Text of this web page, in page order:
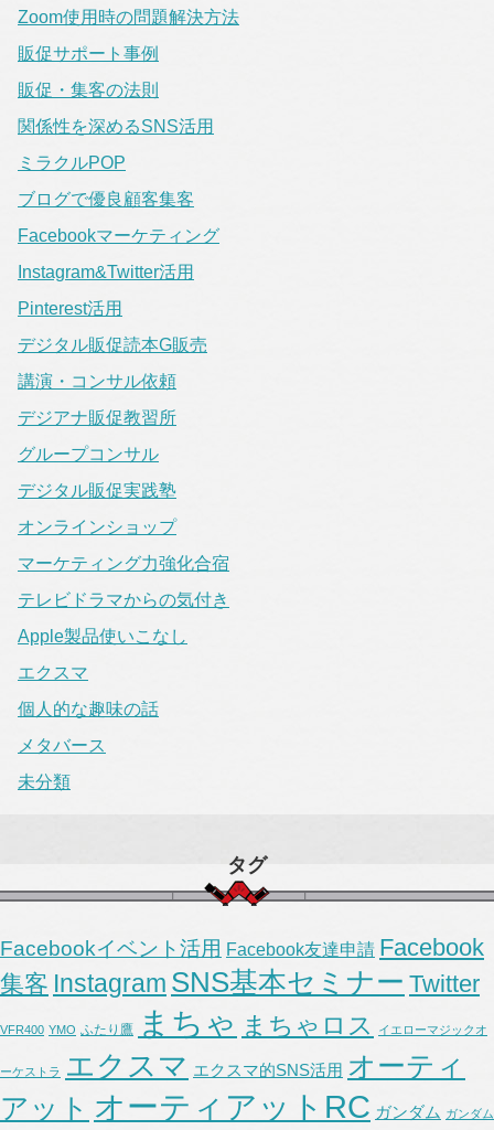
Zoom使用時の問題解決方法
販促サポート事例
販促・集客の法則
関係性を深めるSNS活用
ミラクルPOP
ブログで優良顧客集客
Facebookマーケティング
Instagram&Twitter活用
Pinterest活用
デジタル販促読本G販売
講演・コンサル依頼
デジアナ販促教習所
グループコンサル
デジタル販促実践塾
オンラインショップ
マーケティング力強化合宿
テレビドラマからの気付き
Apple製品使いこなし
エクスマ
個人的な趣味の話
メタバース
未分類
タグ
Facebookイベント活用 Facebook友達申請 Facebook
集客 Instagram SNS基本セミナー Twitter
VFR400 YMO ふたり鷹 まちゃ まちゃロス イエローマジックオ
ーケストラ エクスマ エクスマ的SNS活用 オーティ
アット オーティアットRC ガンダム ガンダム